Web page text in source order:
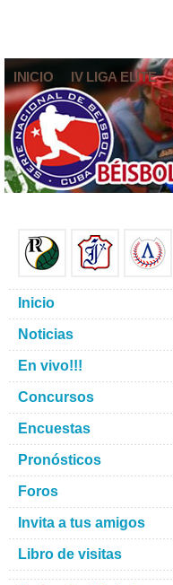
INICIO IV LIGA ELITE
Inicio
Noticias
En vivo!!!
Concursos
Encuestas
Pronósticos
Foros
Invita a tus amigos
Libro de visitas